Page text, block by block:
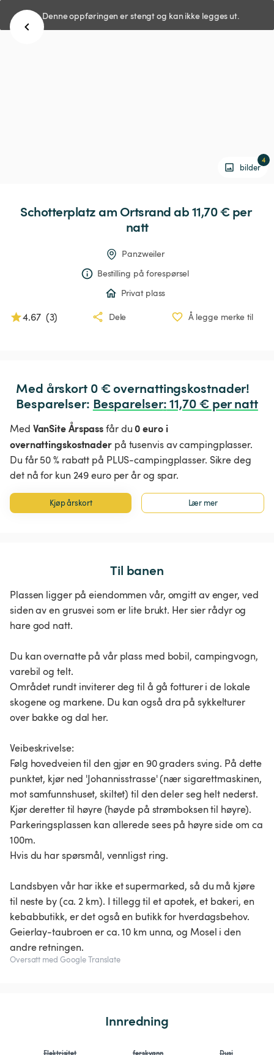
Denne oppføringen er stengt og kan ikke legges ut.
bilder
4
Schotterplatzam Ortsrand ab 11,70 € per
natt
Panzweiler
Bestilling på forespørsel
Privat plass
4.67 (3) Dele Å legge merke til
Med årskort 0 € overnattingskostnader!
Besparelser: Besparelser: 11,70 € per natt
Med VanSite Årspassfår du0 euro i
overnattingskostnaderpå tusenvis av campingplasser.
Du får 50 % rabatt på PLUS-campingplasser. Sikre deg
det nå for kun 249 euro per år og spar.
Kjøp årskort Lær mer
Til banen
Plassen ligger på eiendommen vår, omgitt av enger, ved
siden av en grusvei som er lite brukt. Her sier rådyr og
hare god natt.
Du kan overnatte på vår plass med bobil, campingvogn,
varebil og telt.
Området rundt inviterer deg til å gå fotturer i de lokale
skogene og markene. Du kan også dra på sykkelturer
over bakke og dal her.
Veibeskrivelse:
Følg hovedveien til den gjør en 90 graders sving. På dette
punktet, kjør ned 'Johannisstrasse' (nær sigarettmaskinen,
mot samfunnshuset, skiltet) til den deler seg helt nederst.
Kjør deretter til høyre (høyde på strømboksen til høyre).
Parkeringsplassen kan allerede sees på høyre side om ca
100m.
Hvis du har spørsmål, vennligst ring.
Landsbyen vår har ikke et supermarked, så du må kjøre
til neste by (ca. 2 km). I tillegg til et apotek, et bakeri, en
kebabbutikk, er det også en butikk for hverdagsbehov.
Geierlay-taubroen er ca. 10 km unna, og Mosel i den
andre retningen.
Oversatt med Google Translate
Innredning
Elektrisitet ferskvann Dusj